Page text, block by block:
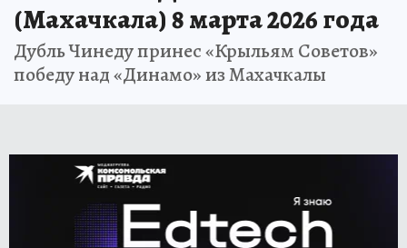
(Махачкала) 8 марта 2026 года
Дубль Чинеду принес «Крыльям Советов»
победу над «Динамо» из Махачкалы